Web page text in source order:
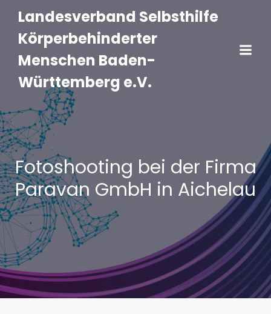
Landesverband Selbsthilfe
Körperbehinderter
Menschen Baden-
Württemberg e.V.
Fotoshooting bei der Firma
Paravan GmbH in Aichelau